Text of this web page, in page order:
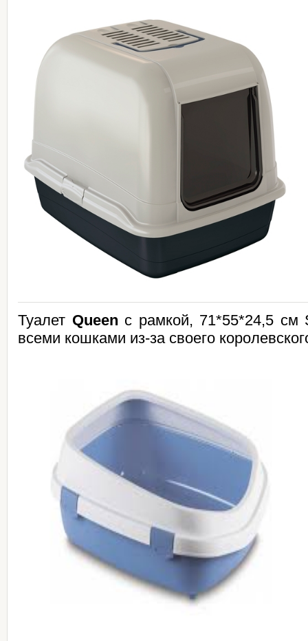
Туалет Queen с рамкой, 71*55*24,5 см
всеми кошками из-за своего